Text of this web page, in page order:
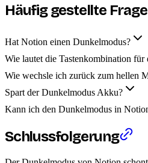
Häufig gestellte
Hat Notion einen Dunkelmodus?
Wie lautet die Tastenkombination
Wie wechsle ich zurück zum hellen
Spart der Dunkelmodus Akku?
Kann ich den Dunkelmodus in
Schlussfolgerung